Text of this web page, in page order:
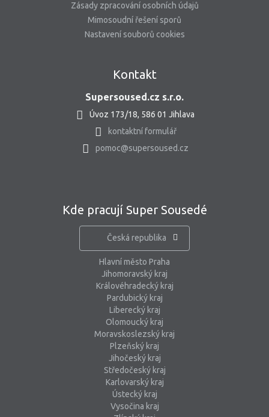
Zásady zpracování osobních údajů
Mimosoudní řešení sporů
Nastavení souborů cookies
Kontakt
Supersoused.cz s.r.o.
Úvoz 173/18, 586 01 Jihlava
kontaktní formulář
pomoc@supersoused.cz
Kde pracují Super Sousedé
Česká republika
Hlavní město Praha
Jihomoravský kraj
Královéhradecký kraj
Pardubický kraj
Liberecký kraj
Olomoucký kraj
Moravskoslezský kraj
Plzeňský kraj
Jihočeský kraj
Středočeský kraj
Karlovarský kraj
Ústecký kraj
Vysočina kraj